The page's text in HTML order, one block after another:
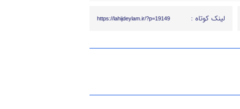
لینک کوتاه : https://lahijdeylam.ir/?p=19149